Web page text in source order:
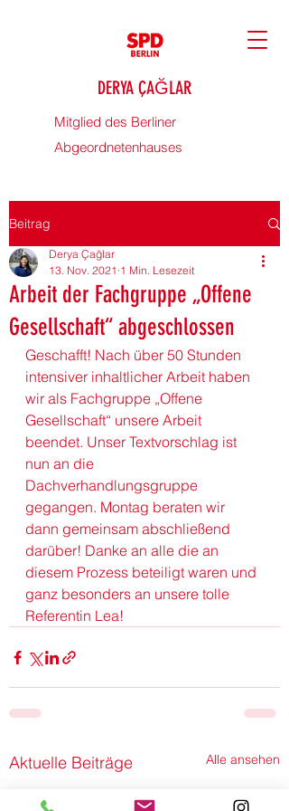
DERYA ÇAĞLAR
Mitglied des Berliner
Abgeordnetenhauses
Beitrag
Arbeit der Fachgruppe „Offene
Gesellschaft“ abgeschlossen
Derya Çağlar
13. Nov. 2021 1 Min. Lesezeit
Geschafft! Nach über 50 Stunden
intensiver inhaltlicher Arbeit haben
wir als Fachgruppe „Offene
Gesellschaft“ unsere Arbeit
beendet. Unser Textvorschlag ist
nun an die
Dachverhandlungsgruppe
gegangen. Montag beraten wir
dann gemeinsam abschließend
darüber! Danke an alle die an
diesem Prozess beteiligt waren und
ganz besonders an unsere tolle
Referentin Lea!
Aktuelle Beiträge Alle ansehen